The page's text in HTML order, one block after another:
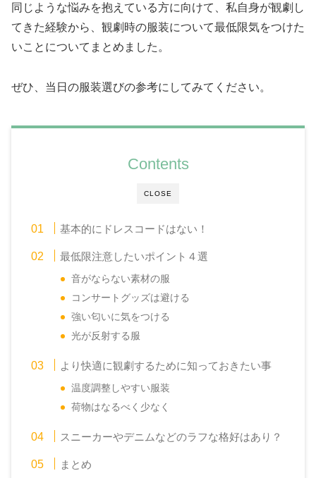
同じような悩みを抱えている方に向けて、私自身が観劇し
てきた経験から、観劇時の服装について最低限気をつけた
いことについてまとめました。
ぜひ、当日の服装選びの参考にしてみてください。
CLOSE
Contents
基本的にドレスコードはない！
最低限注意したいポイント４選
音がならない素材の服
コンサートグッズは避ける
強い匂いに気をつける
光が反射する服
より快適に観劇するために知っておきたい事
温度調整しやすい服装
荷物はなるべく少なく
スニーカーやデニムなどのラフな格好はあり？
まとめ